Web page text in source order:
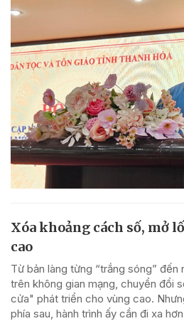
Xóa khoảng cách số, mở
cao
Từ bản làng từng “trắng sóng” đến
trên không gian mạng, chuyển đổi
cửa" phát triển cho vùng cao.
phía sau, hành trình ấy cần đi xa